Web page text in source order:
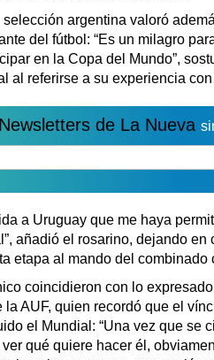
argentina valoró
del fútbol: “Es un milagro
en la Copa del Mundo”,
al referirse a su experiencia
de La Nueva
a Uruguay que me haya
añadió el rosarino, dejando en
etapa al mando del combinado
coincidieron con lo
la AUF, quien recordó que el
el Mundial: “Una vez que se
qué quiere hacer él,